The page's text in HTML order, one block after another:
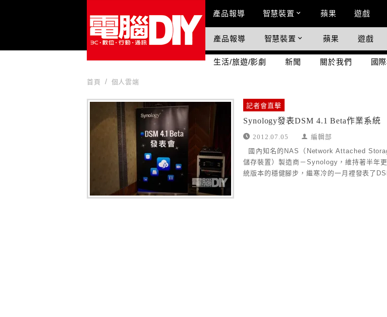
Main Menu
產品報導 智慧裝置 蘋果 遊戲
國際科技情報
產品報導 智慧裝置 蘋果 遊戲
生活/旅遊/影劇 新聞 關於我們 國
首頁 個人雲端
記者會直擊
Synology發表DSM 4.1 Beta作業系統
2012.07.05 編輯部
國內知名的NAS（Network Attached
儲存裝置）製造商－Synology，維持著半年
統版本的穩健腳步，繼寒冷的一月裡發表了